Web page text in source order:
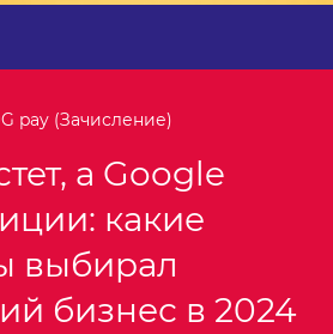
pay (Зачисление)
а Google
какие
выбирал
бизнес в 2024